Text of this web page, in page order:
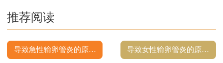
推荐阅读
导致急性输卵管炎的原… 导致女性输卵管炎的原…